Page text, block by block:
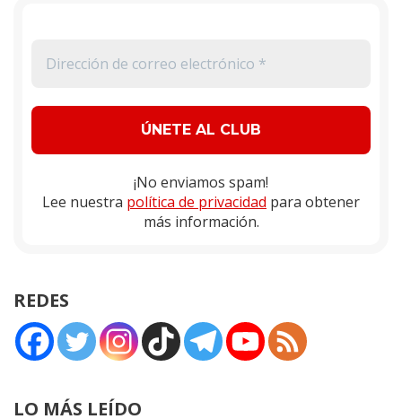
¡No enviamos spam!
Lee nuestra política de privacidad para obtener
más información.
REDES
LO MÁS LEÍDO